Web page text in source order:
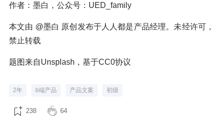
作者：墨白，公众号：UED_family
本文由 @墨白 原创发布于人人都是产品经理。未经许可，
禁止转载
题图来自Unsplash，基于CC0协议
2年 b端产品 产品文案 初级
238 64